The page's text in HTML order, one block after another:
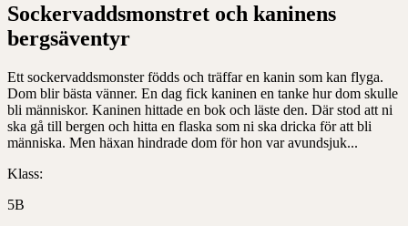
Sockervaddsmonstret och kaninens
bergsäventyr
Ett sockervaddsmonster födds och träffar en kanin som kan flyga.
Dom blir bästa vänner. En dag fick kaninen en tanke hur dom skulle
bli människor. Kaninen hittade en bok och läste den. Där stod att ni
ska gå till bergen och hitta en flaska som ni ska dricka för att bli
människa. Men häxan hindrade dom för hon var avundsjuk...
Klass:
5B